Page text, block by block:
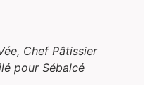
Chef Pâtissier
pour Sébalcé